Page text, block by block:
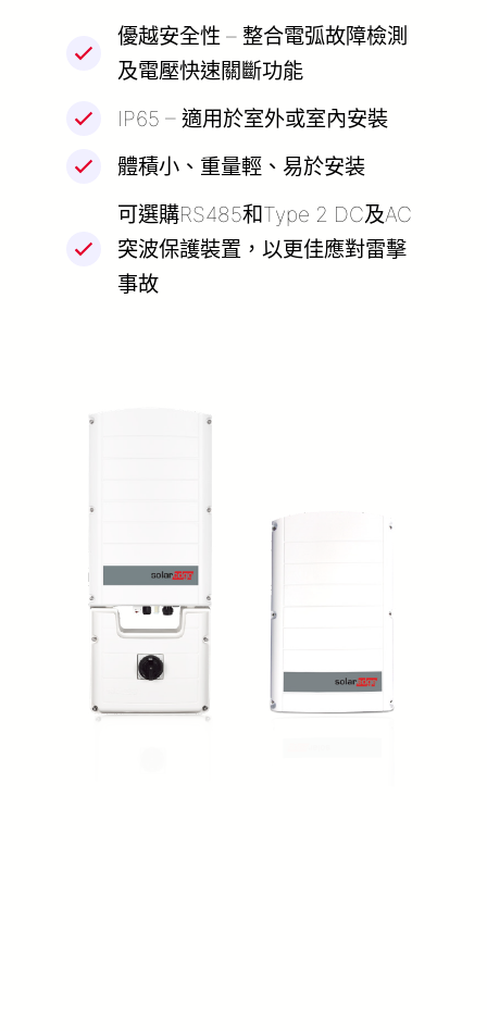
優越安全性 – 整合電弧故障檢測
及電壓快速關斷功能
IP65 – 適用於室外或室內安裝
體積小、重量輕、易於安装
可選購RS485和Type 2 DC及AC
突波保護裝置，以更佳應對雷擊
事故